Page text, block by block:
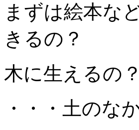
まずは絵本な
きるの？
木に生えるの？
・・・土のな